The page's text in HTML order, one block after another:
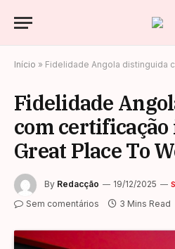
Início » Fidelidade Angola distinguida com
Fidelidade
com
Great Place To
By Redacção 19/12/2025
Sem comentários 3 Mins Read